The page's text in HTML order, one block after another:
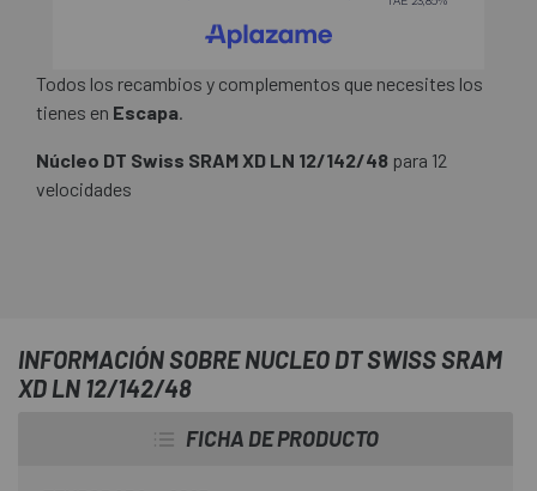
Todos los recambios y complementos que necesites los
tienes en Escapa.
Núcleo DT Swiss SRAM XD LN 12/142/48 para 12
velocidades
INFORMACIÓN SOBRE NUCLEO DT SWISS SRAM
XD LN 12/142/48
FICHA DE PRODUCTO